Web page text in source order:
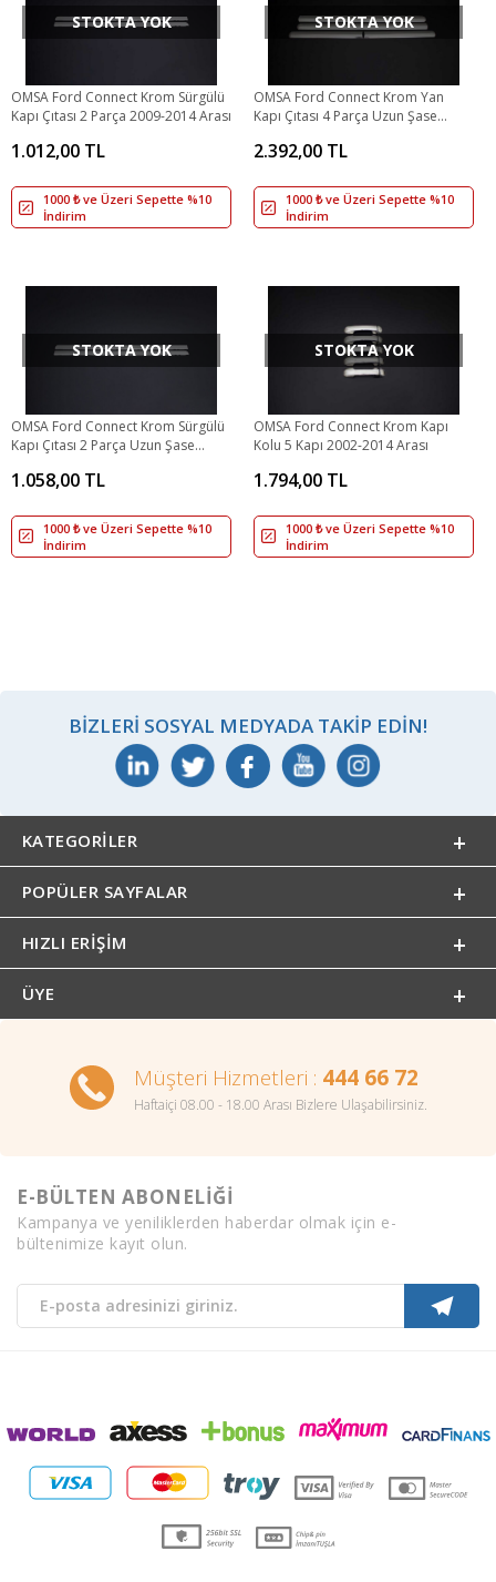
STOKTA YOK
OMSA Ford Connect Krom Sürgülü
Kapı Çıtası 2 Parça 2009-2014 Arası
1.012,00 TL
1000 ₺ ve Üzeri Sepette %10
İndirim
STOKTA YOK
OMSA Ford Connect Krom Yan
Kapı Çıtası 4 Parça Uzun Şase
2.392,00 TL
1000 ₺ ve Üzeri Sepette %10
İndirim
STOKTA YOK
OMSA Ford Connect Krom Sürgülü
Kapı Çıtası 2 Parça Uzun Şase
1.058,00 TL
1000 ₺ ve Üzeri Sepette %10
İndirim
STOKTA YOK
OMSA Ford Connect Krom Kapı
Kolu 5 Kapı 2002-2014 Arası
1.794,00 TL
1000 ₺ ve Üzeri Sepette %10
İndirim
BIZLERI SOSYAL MEDYADA TAKIP EDIN!
KATEGORILER
POPÜLER SAYFALAR
HIZLI ERIŞIM
ÜYE
Müşteri Hizmetleri : 444 66 72
Haftaiçi 08.00 - 18.00 Arası Bizlere Ulaşabilirsiniz.
E-BÜLTEN ABONELİĞİ
Kampanya ve yeniliklerden haberdar olmak için e-
bültenimize kayıt olun.